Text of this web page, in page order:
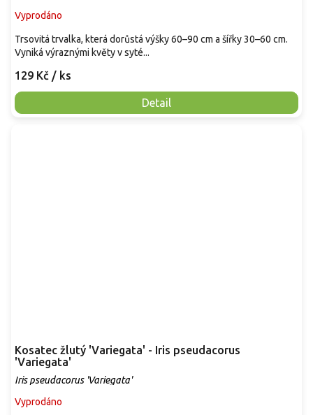
Vyprodáno
129 Kč / ks
Detail
Trsovitá trvalka, která dorůstá výšky 60–90 cm a šířky 30–60 cm.
Vyniká výraznými květy v syté...
Kosatec žlutý 'Variegata' - Iris pseudacorus
'Variegata'
Iris pseudacorus 'Variegata'
Vyprodáno